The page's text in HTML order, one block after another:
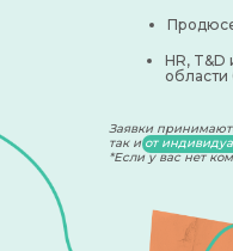
HR, T&D
области
Заявки
так иот
*Если у вас нет